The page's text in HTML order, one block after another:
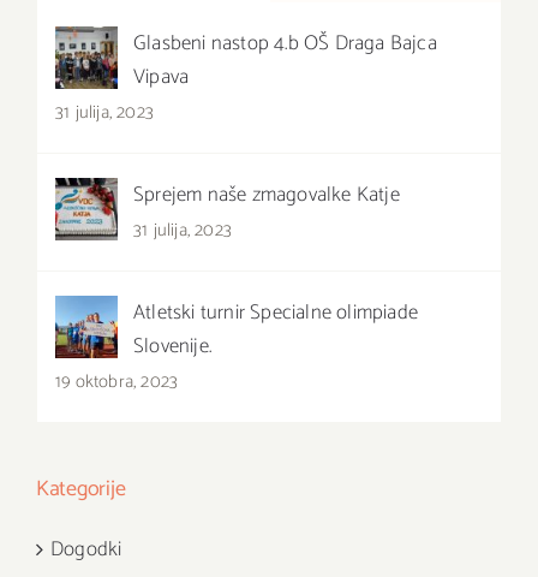
Glasbeni nastop 4.b OŠ Draga Bajca
Vipava
31 julija, 2023
Sprejem naše zmagovalke Katje
31 julija, 2023
Atletski turnir Specialne olimpiade
Slovenije.
19 oktobra, 2023
Kategorije
Dogodki